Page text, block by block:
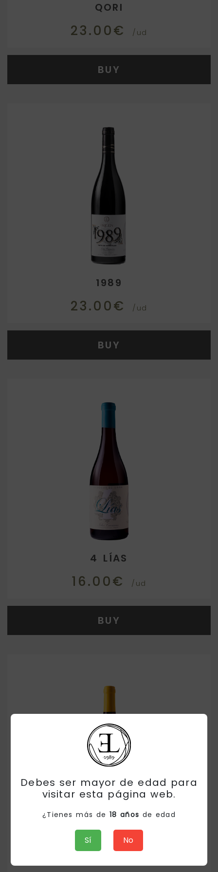
Debes ser mayor de edad para
visitar esta página web.
¿Tienes más de 18 años de edad
Sí No
QORI
23.00€ /ud
BUY
1989
23.00€ /ud
BUY
4 LÍAS
16.00€ /ud
BUY
DISPARATE